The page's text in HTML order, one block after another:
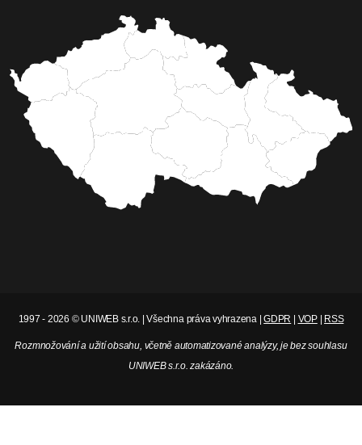
rekonstrukci podchodu do 9.
1. 2026